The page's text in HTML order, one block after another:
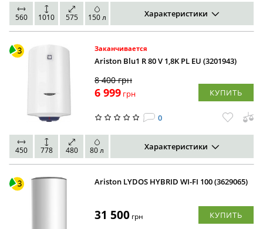
560 1010 575 150 л Характеристики
Заканчивается
Ariston Blu1 R 80 V 1,8K PL EU (3201943)
6 999 грн
8 400грн
КУПИТЬ
0
450 778 480 80 л Характеристики
Ariston LYDOS HYBRID WI-FI 100 (3629065)
31 500 грн КУПИТЬ